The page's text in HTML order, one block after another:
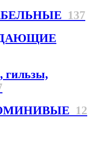
137
гильзы,
12